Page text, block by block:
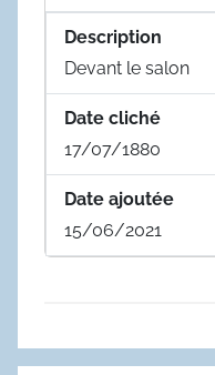
Description
Devant le salon
Date cliché
17/07/1880
Date ajoutée
15/06/2021